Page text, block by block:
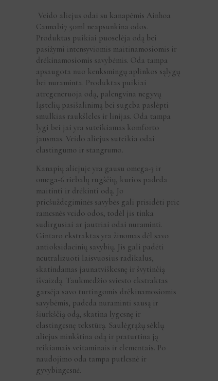
Veido aliejus odai su kanapėmis Ainhoa
Cannabi7 50ml neapsunkina odos.
Produktas puikiai puoselėja odą bei
pasižymi intensyviomis maitinamosiomis ir
drėkinamosiomis savybėmis. Oda tampa
apsaugota nuo kenksmingų aplinkos sąlygų
bei nuraminta. Produktas puikiai
atregeneruoja odą, palengvina negyvų
ląstelių pasišalinimą bei sugeba paslėpti
smulkias raukšleles ir linijas. Oda tampa
lygi bei jai yra suteikiamas komforto
jausmas. Veido aliejus suteikia odai
elastingumo ir stangrumo.
Kanapių aliejuje yra gausu omega-3 ir
omega-6 riebalų rūgščių, kurios padeda
maitinti ir drėkinti odą. Jo
priešuždegiminės savybės gali prisidėti prie
ramesnės veido odos, todėl jis tinka
sudirgusiai ar jautriai odai nuraminti.
Gintaro ekstraktas yra žinomas dėl savo
antioksidacinių savybių. Jis gali padėti
neutralizuoti laisvuosius radikalus,
skatindamas jaunatviškesnę ir švytinčią
išvaizdą. Taukmedžio sviesto ekstraktas
garsėja savo turtingomis drėkinamosiomis
savybėmis, padeda nuraminti sausą ir
šiurkščią odą, skatina lygesnę ir
elastingesnę tekstūrą. Saulėgrąžų sėklų
aliejus minkština odą ir praturtina ją
reikiamais veitaminais ir elementais. Po
naudojimo oda tampa putlesnė ir
gyvybingesnė.